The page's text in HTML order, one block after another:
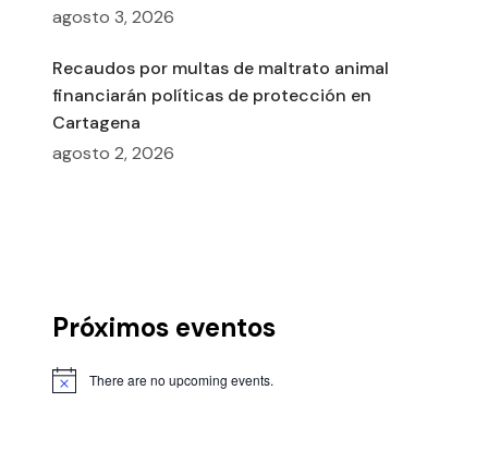
agosto 3, 2026
Recaudos por multas de maltrato animal
financiarán políticas de protección en
Cartagena
agosto 2, 2026
Próximos eventos
There are no upcoming events.